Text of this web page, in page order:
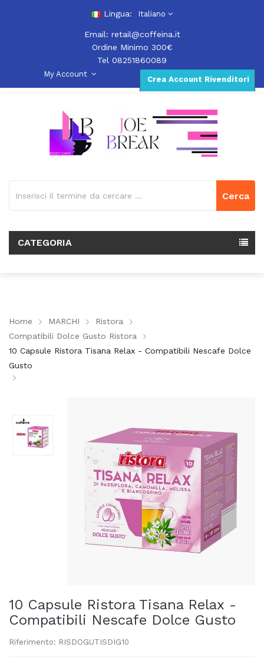
Lingua: Italiano
Email: retail@coffeina.it
Ordine Minimo 300€
Tel 08251860089
Crea Account Rivenditori
My Account
Cerca
CATEGORIA
Home MARCHI
Ristora
Compatibili Dolce Gusto Ristora
10 Capsule Ristora Tisana Relax - Compatibili Nescafe Dolce
Gusto
10 Capsule Ristora Tisana Relax -
Compatibili Nescafe Dolce Gusto
Riferimento: RISDOGUTISDIG10